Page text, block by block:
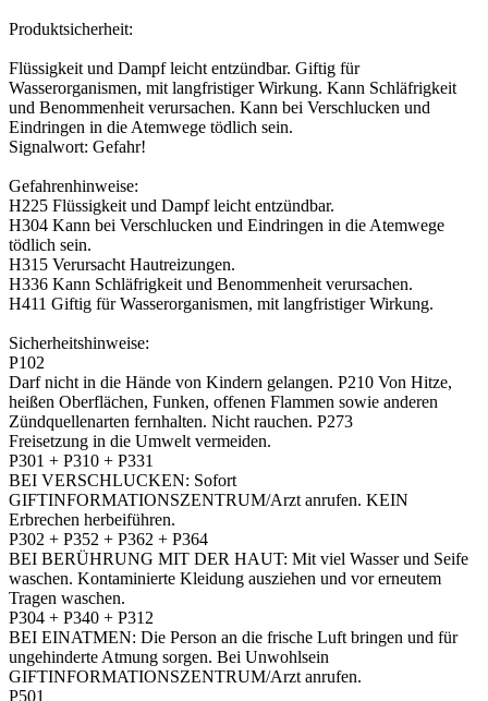
Produktsicherheit:
Flüssigkeit und Dampf leicht entzündbar. Giftig für
Wasserorganismen, mit langfristiger Wirkung. Kann Schläfrigkeit
und Benommenheit verursachen. Kann bei Verschlucken und
Eindringen in die Atemwege tödlich sein.
Signalwort: Gefahr!
Gefahrenhinweise:
H225 Flüssigkeit und Dampf leicht entzündbar.
H304 Kann bei Verschlucken und Eindringen in die Atemwege
tödlich sein.
H315 Verursacht Hautreizungen.
H336 Kann Schläfrigkeit und Benommenheit verursachen.
H411 Giftig für Wasserorganismen, mit langfristiger Wirkung.
Sicherheitshinweise:
P102
Darf nicht in die Hände von Kindern gelangen. P210 Von Hitze,
heißen Oberflächen, Funken, offenen Flammen sowie anderen
Zünd­quellenarten fernhalten. Nicht rauchen. P273
Freisetzung in die Umwelt vermeiden.
P301 + P310 + P331
BEI VERSCHLUCKEN: Sofort
GIFTINFORMATIONSZENTRUM/Arzt anrufen. KEIN
Erbrechen herbeiführen.
P302 + P352 + P362 + P364
BEI BERÜHRUNG MIT DER HAUT: Mit viel Wasser und Seife
waschen. Kontaminierte Kleidung ausziehen und vor erneutem
Tragen waschen.
P304 + P340 + P312
BEI EINATMEN: Die Person an die frische Luft bringen und für
ungehinderte Atmung sorgen. Bei Unwohlsein
GIFTINFORMATIONSZENTRUM/Arzt anrufen.
P501